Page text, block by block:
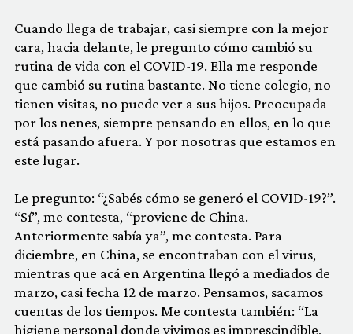
Cuando llega de trabajar, casi siempre con la mejor
cara, hacia delante, le pregunto cómo cambió su
rutina de vida con el COVID-19. Ella me responde
que cambió su rutina bastante. No tiene colegio, no
tienen visitas, no puede ver a sus hijos. Preocupada
por los nenes, siempre pensando en ellos, en lo que
está pasando afuera. Y por nosotras que estamos en
este lugar.
Le pregunto: “¿Sabés cómo se generó el COVID-19?”.
“Sí”, me contesta, “proviene de China.
Anteriormente sabía ya”, me contesta. Para
diciembre, en China, se encontraban con el virus,
mientras que acá en Argentina llegó a mediados de
marzo, casi fecha 12 de marzo. Pensamos, sacamos
cuentas de los tiempos. Me contesta también: “La
higiene personal donde vivimos es imprescindible,